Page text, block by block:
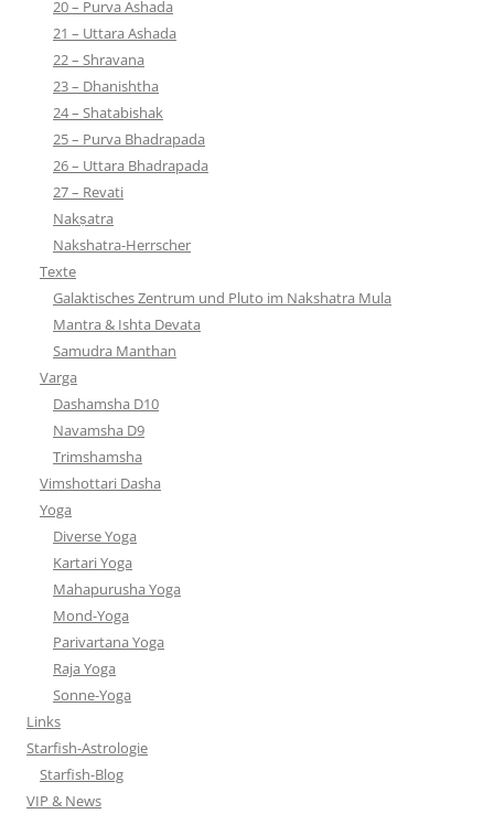
20 – Purva Ashada
21 – Uttara Ashada
22 – Shravana
23 – Dhanishtha
24 – Shatabishak
25 – Purva Bhadrapada
26 – Uttara Bhadrapada
27 – Revati
Nakṣatra
Nakshatra-Herrscher
Texte
Galaktisches Zentrum und Pluto im Nakshatra Mula
Mantra & Ishta Devata
Samudra Manthan
Varga
Dashamsha D10
Navamsha D9
Trimshamsha
Vimshottari Dasha
Yoga
Diverse Yoga
Kartari Yoga
Mahapurusha Yoga
Mond-Yoga
Parivartana Yoga
Raja Yoga
Sonne-Yoga
Links
Starfish-Astrologie
Starfish-Blog
VIP & News